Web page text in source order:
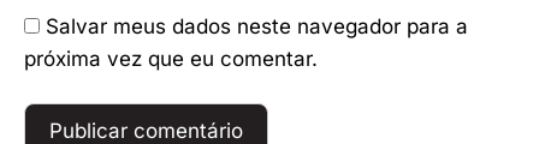
Salvar meus dados neste navegador para a
próxima vez que eu comentar.